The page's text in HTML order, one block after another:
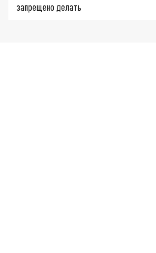
запрещено делать